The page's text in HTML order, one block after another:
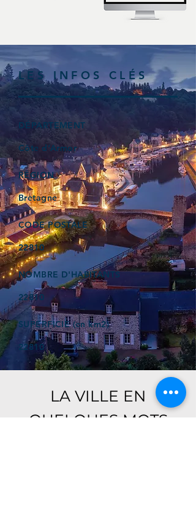
LES INFOS CLÉS
DÉPARTEMENT
Côte d’Armor
RÉGION
Bretagne
CODE POSTALE
22810
NOMBRE D'HABITANTS
22810
SUPERFICIE (en km2)
22810
LA VILLE EN
QUELQUES MOTS